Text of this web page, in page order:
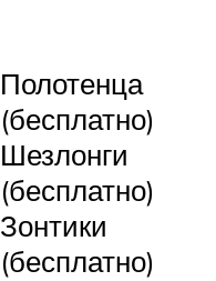
Полотенца
(бесплатно)
Шезлонги
(бесплатно)
Зонтики
(бесплатно)